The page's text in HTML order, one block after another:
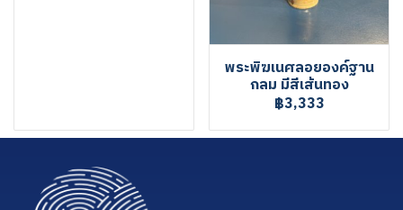
พระพิฆเนศลอยองค์ฐาน
กลม มีสีเส้นทอง
฿3,333